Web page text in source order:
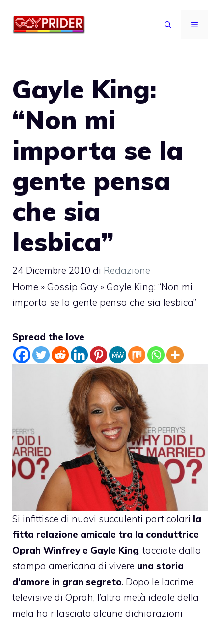
MENU
Gayle King:
“Non mi
importa se la
gente pensa
che sia
lesbica”
24 Dicembre 2010 di Redazione
Home » Gossip Gay » Gayle King: “Non mi
importa se la gente pensa che sia lesbica”
Spread the love
Si infittisce di nuovi succulenti particolari la
fitta relazione amicale tra la conduttrice
Oprah Winfreye Gayle King, tacciate dalla
stampa americana di vivere una storia
d’amore in gran segreto. Dopo le lacrime
televisive di Oprah, l’altra metà ideale della
mela ha rilasciato alcune dichiarazioni